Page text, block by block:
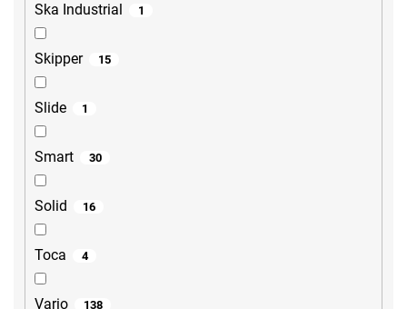
Ska Industrial 1
Skipper 15
Slide 1
Smart 30
Solid 16
Toca 4
Vario 138